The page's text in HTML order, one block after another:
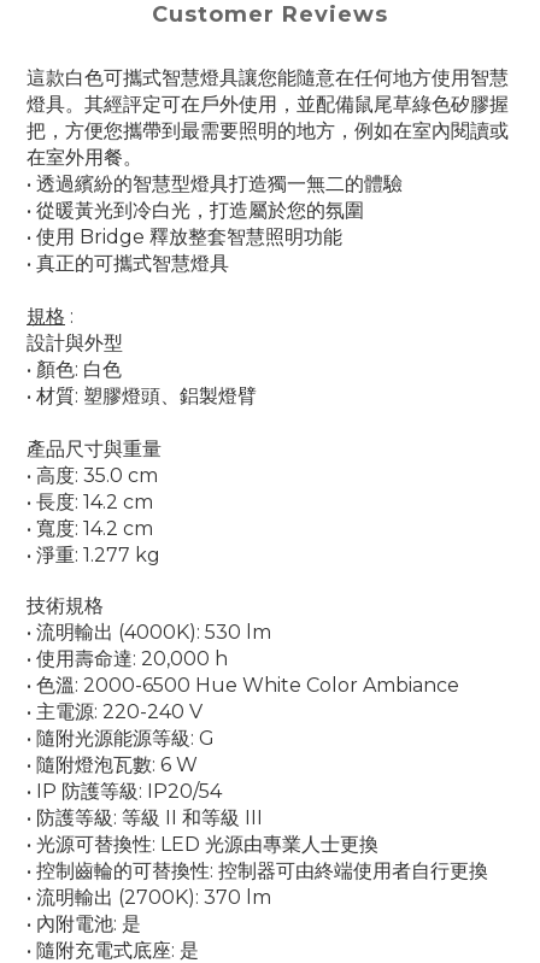
Customer Reviews
這款白色可攜式智慧燈具讓您能隨意在任何地方使用智慧
燈具。其經評定可在戶外使用，並配備鼠尾草綠色矽膠握
把，方便您攜帶到最需要照明的地方，例如在室內閱讀或
在室外用餐。
• 透過繽紛的智慧型燈具打造獨一無二的體驗
• 從暖黃光到冷白光，打造屬於您的氛圍
• 使用 Bridge 釋放整套智慧照明功能
• 真正的可攜式智慧燈具
規格 :
設計與外型
• 顏色: 白色
• 材質: 塑膠燈頭、鋁製燈臂
產品尺寸與重量
• 高度: 35.0 cm
• 長度: 14.2 cm
• 寬度: 14.2 cm
• 淨重: 1.277 kg
技術規格
• 流明輸出 (4000K): 530 lm
• 使用壽命達: 20,000 h
• 色溫: 2000-6500 Hue White Color Ambiance
• 主電源: 220-240 V
• 隨附光源能源等級: G
• 隨附燈泡瓦數: 6 W
• IP 防護等級: IP20/54
• 防護等級: 等級 II 和等級 III
• 光源可替換性: LED 光源由專業人士更換
• 控制齒輪的可替換性: 控制器可由終端使用者自行更換
• 流明輸出 (2700K): 370 lm
• 內附電池: 是
• 隨附充電式底座: 是